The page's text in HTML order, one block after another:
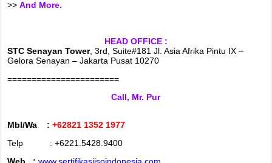
>>And More.
HEAD OFFICE :
STC Senayan Tower, 3rd, Suite#181 Jl. Asia Afrika Pintu IX –
Gelora Senayan – Jakarta Pusat 10270
=======================
Call, Mr. Pur
Mbl/Wa :+62821 1352 1977
Telp : +6221.5428.9400